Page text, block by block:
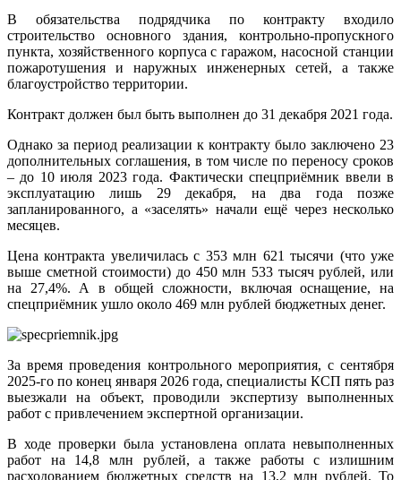
В обязательства подрядчика по контракту входило
строительство основного здания, контрольно-пропускного
пункта, хозяйственного корпуса с гаражом, насосной станции
пожаротушения и наружных инженерных сетей, а также
благоустройство территории.
Контракт должен был быть выполнен до 31 декабря 2021 года.
Однако за период реализации к контракту было заключено 23
дополнительных соглашения, в том числе по переносу сроков
– до 10 июля 2023 года. Фактически спецприёмник ввели в
эксплуатацию лишь 29 декабря, на два года позже
запланированного, а «заселять» начали ещё через несколько
месяцев.
Цена контракта увеличилась с 353 млн 621 тысячи (что уже
выше сметной стоимости) до 450 млн 533 тысяч рублей, или
на 27,4%. А в общей сложности, включая оснащение, на
спецприёмник ушло около 469 млн рублей бюджетных денег.
За время проведения контрольного мероприятия, с сентября
2025‑го по конец января 2026 года, специалисты КСП пять раз
выезжали на объект, проводили экспертизу выполненных
работ с привлечением экспертной организации.
В ходе проверки была установлена оплата невыполненных
работ на 14,8 млн рублей, а также работы с излишним
расходованием бюджетных средств на 13,2 млн рублей. То